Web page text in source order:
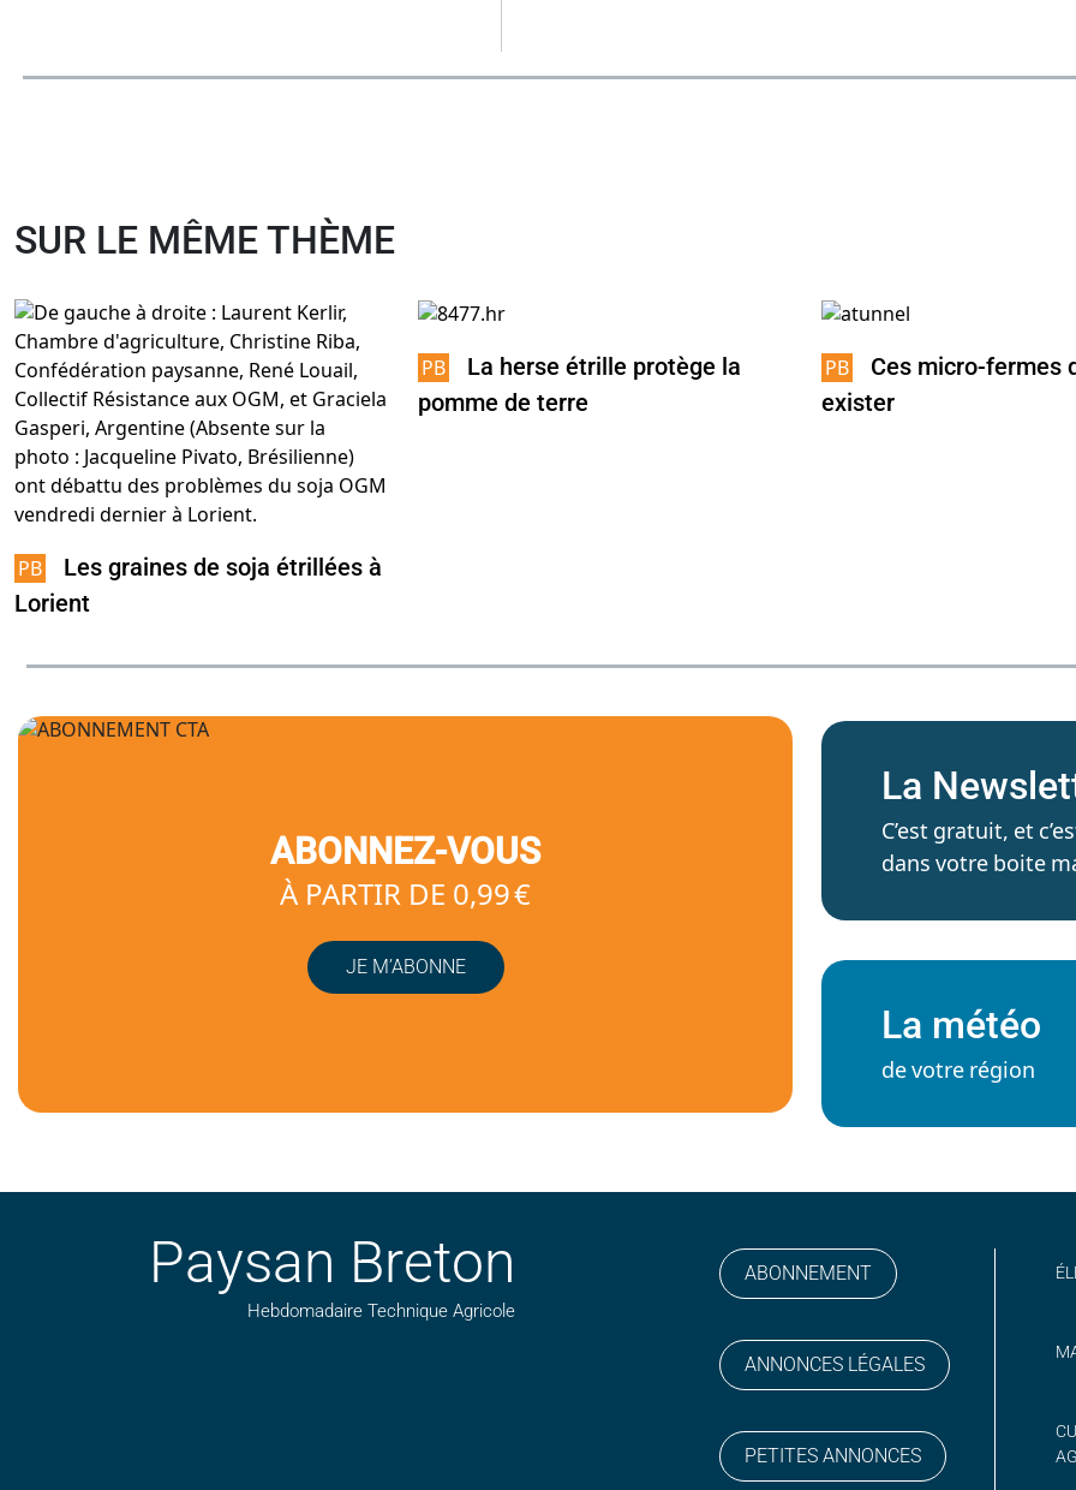
SUR LE MÊME THÈME
Les graines de soja étrillées à
Lorient
La herse étrille protège la
pomme de terre
Ces micro-fermes
exister
ABONNEZ-VOUS
À PARTIR DE 0,99 €
JE M’ABONNE
La
C’est gratuit, et
dans votre boite
La météo
de votre région
Paysan Breton
Hebdomadaire Technique Agricole
ABONNEMENT
ANNONCES LÉGALES
PETITES ANNONCES